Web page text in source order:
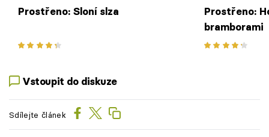
Prostřeno: Sloní slza
Prostřeno:
bramborami
Vstoupit do diskuze
Sdílejte článek